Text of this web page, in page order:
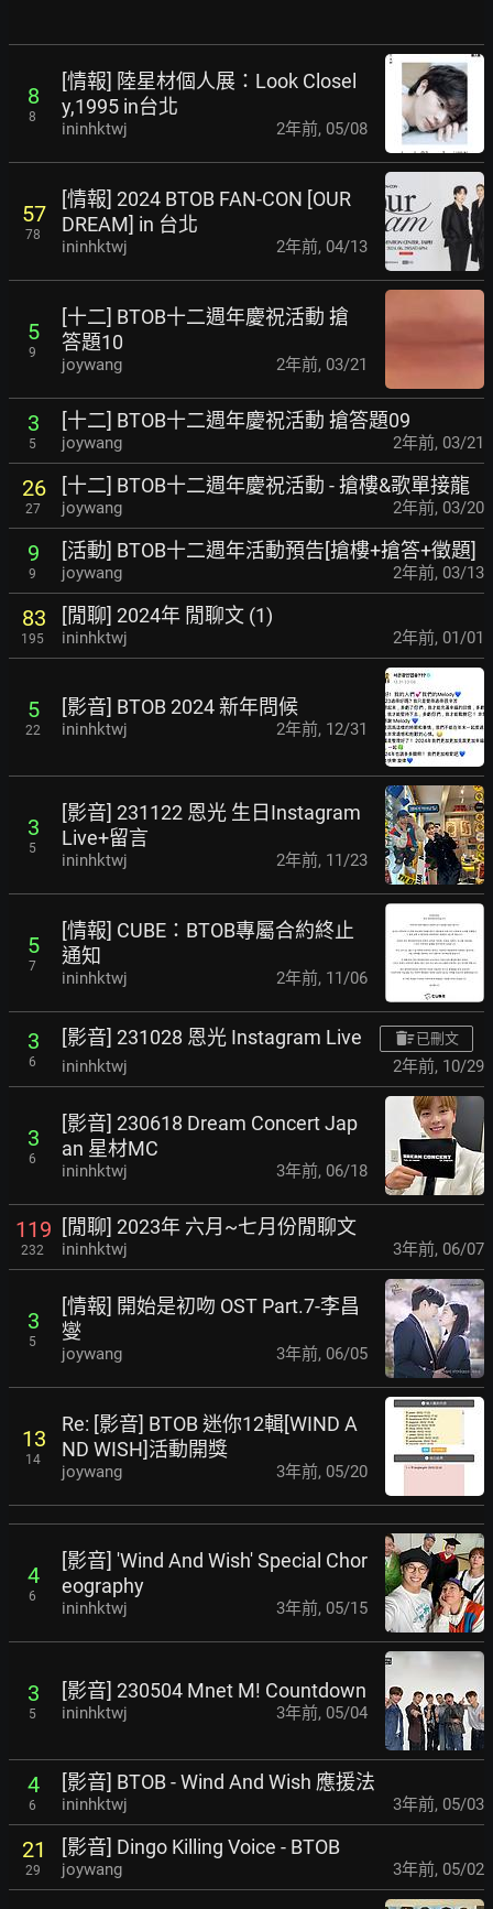
8
8
[情報] 陸星材個人展：Look Closel
y,1995 in台北
ininhktwj 2年前, 05/08
57
78
[情報] 2024 BTOB FAN-CON [OUR
DREAM] in 台北
ininhktwj 2年前, 04/13
5
9
[十二] BTOB十二週年慶祝活動 搶
答題10
joywang 2年前, 03/21
3
5
[十二] BTOB十二週年慶祝活動 搶答題09
joywang 2年前, 03/21
26
27
[十二] BTOB十二週年慶祝活動 - 搶樓&歌單接龍
joywang 2年前, 03/20
9
9
[活動] BTOB十二週年活動預告[搶樓+搶答+徵題]
joywang 2年前, 03/13
83
195
[閒聊] 2024年 閒聊文 (1)
ininhktwj 2年前, 01/01
5
22
[影音] BTOB 2024 新年問候
ininhktwj 2年前, 12/31
3
5
[影音] 231122 恩光 生日Instagram
Live+留言
ininhktwj 2年前, 11/23
5
7
[情報] CUBE：BTOB專屬合約終止
通知
ininhktwj 2年前, 11/06
3
6
[影音] 231028 恩光 Instagram Live 已刪文
ininhktwj 2年前, 10/29
3
6
[影音] 230618 Dream Concert Jap
an 星材MC
ininhktwj 3年前, 06/18
119
232
[閒聊] 2023年 六月~七月份閒聊文
ininhktwj 3年前, 06/07
3
5
[情報] 開始是初吻 OST Part.7-李昌
燮
joywang 3年前, 06/05
13
14
Re: [影音] BTOB 迷你12輯[WIND A
ND WISH]活動開獎
joywang 3年前, 05/20
4
6
[影音] 'Wind And Wish' Special Chor
eography
ininhktwj 3年前, 05/15
3
5
[影音] 230504 Mnet M! Countdown
ininhktwj 3年前, 05/04
4
6
[影音] BTOB - Wind And Wish 應援法
ininhktwj 3年前, 05/03
21
29
[影音] Dingo Killing Voice - BTOB
joywang 3年前, 05/02